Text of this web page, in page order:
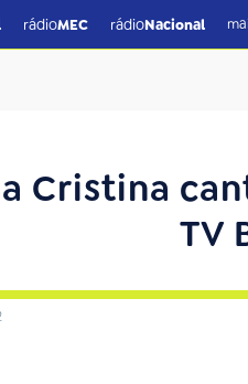
rádioMEC rádioNacional
Cristina
TV